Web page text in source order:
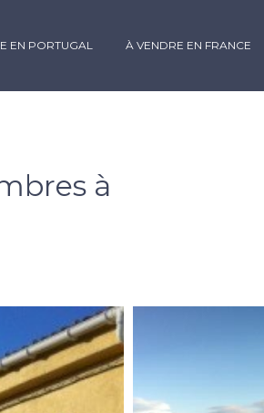
EN PORTUGAL À VENDRE EN FRANCE
à